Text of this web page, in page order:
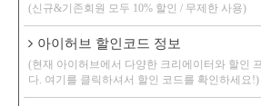
(신규&기존회원 모두 10% 할인 / 무제한 사용)
아이허브 할인코드 정보
(현재 아이허브에서 다양한 크리에이터와 할인
다. 여기를 클릭하셔서 할인 코드를 확인하세요!)